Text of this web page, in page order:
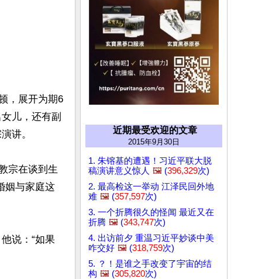
，展开为期6
儿，还有副
讲。
宗在谈到生
姻与家庭这
说：“如果
近期最受欢迎的文章
2015年9月30日
1. 朱镕基的遭遇！习近平联大脱
稿演讲意义惊人 🖼️ (396,329次)
2. 最高检这一举动 江泽民回外地
难 🖼️ (357,597次)
3. 一个折腾很久的怪闻 最近又在
折腾 🖼️ (343,747次)
4. 出访前夕 重温习近平妙谈中美
咋交好 🖼️ (318,759次)
5. ？！是谁之手改变了宇宙的结
构 🖼️ (305,820次)